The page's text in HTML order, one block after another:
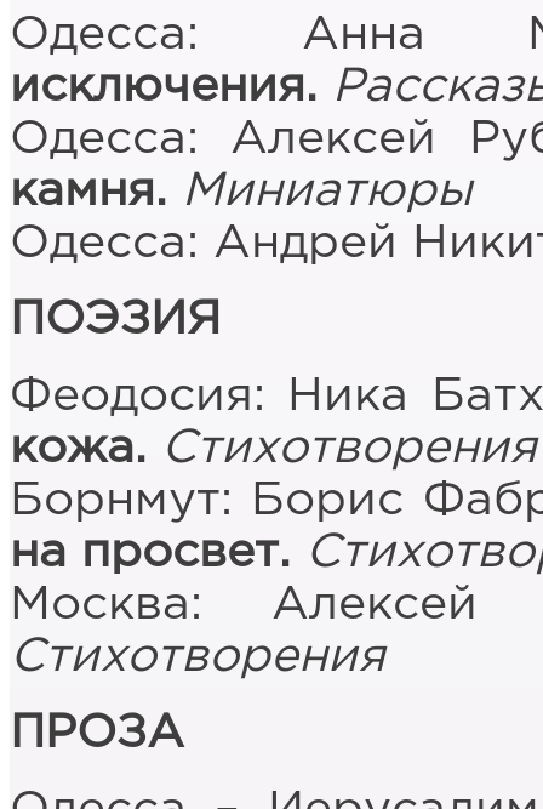
Одесса: Анна
исключения.
Одесса: Алексей
камня. Миниатюры
Одесса: Андрей
ПОЭЗИЯ
Феодосия: Ника
кожа. Стихотворения
Борнмут: Борис
на просвет.
Москва: Алексей
Стихотворения
ПРОЗА